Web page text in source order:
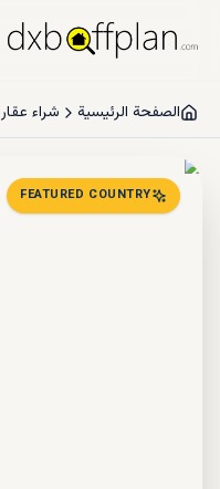
الصفحة الرئيسية شراء عقار
FEATURED COUNTRY